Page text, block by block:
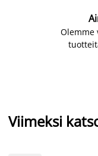
Olemme
Viimeksi